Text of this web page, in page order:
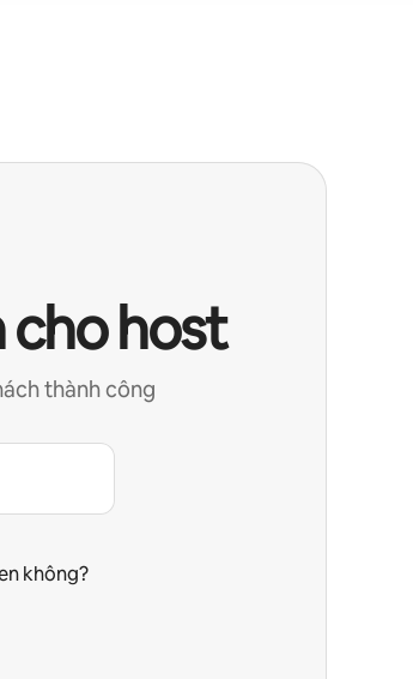
cho host
thành công
không?